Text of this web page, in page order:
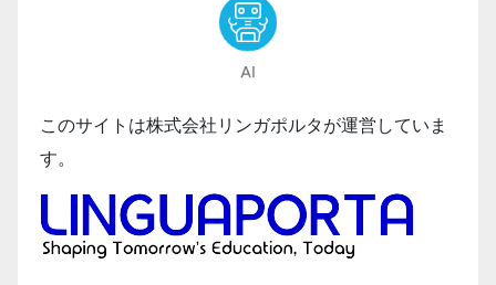
このサイトは株式会社リンガポルタが運営していま
す。